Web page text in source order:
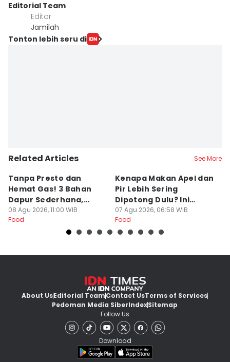
Editorial Team
Editor
Jamilah
Tonton lebih seru di
Related Articles See More
Tanpa Presto dan
Hemat Gas! 3 Bahan
Dapur Sederhana,
Daging Sapi Empuk
Dalam 15 Menit
08 Agu 2026, 11:00 WIB
Food
Kenapa Makan Apel dan
Pir Lebih Sering
Dipotong Dulu? Ini
Alasannya
07 Agu 2026, 06:58 WIB
Food
About UsEditorial TeamContact UsTerms of Services
Pedoman Media SiberIndexSitemap
Follow Us
Download